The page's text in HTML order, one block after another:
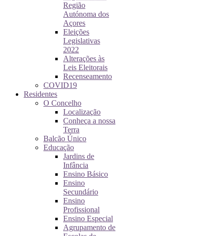
Região
Autónoma dos
Açores
Eleições
Legislativas
2022
Alterações às
Leis Eleitorais
Recenseamento
COVID19
Residentes
O Concelho
Localização
Conheça a nossa
Terra
Balcão Único
Educação
Jardins de
Infância
Ensino Básico
Ensino
Secundário
Ensino
Profissional
Ensino Especial
Agrupamento de